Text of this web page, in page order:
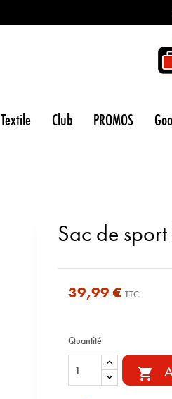
Textile Club PROMOS
Sac de
39,99 € TTC
Quantité
